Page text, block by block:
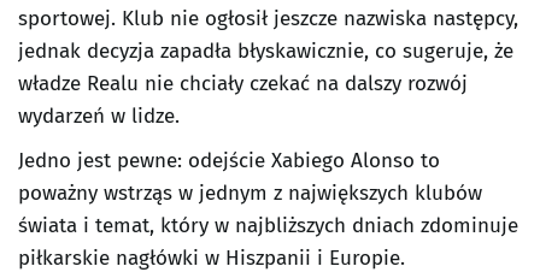
sportowej. Klub nie ogłosił jeszcze nazwiska następcy,
jednak decyzja zapadła błyskawicznie, co sugeruje, że
władze Realu nie chciały czekać na dalszy rozwój
wydarzeń w lidze.
Jedno jest pewne: odejście Xabiego Alonso to
poważny wstrząs w jednym z największych klubów
świata i temat, który w najbliższych dniach zdominuje
piłkarskie nagłówki w Hiszpanii i Europie.